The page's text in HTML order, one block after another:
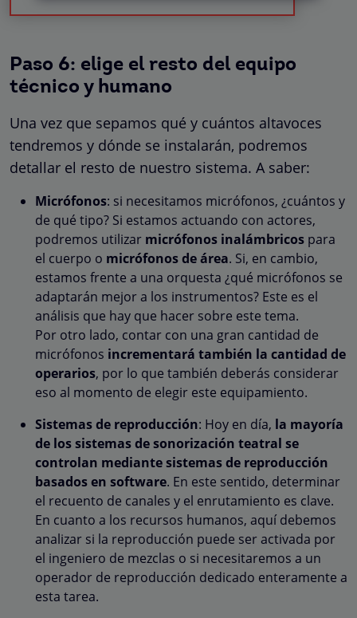
Paso 6: elige el resto del equipo
técnico y humano
Una vez que sepamos qué y cuántos altavoces
tendremos y dónde se instalarán, podremos
detallar el resto de nuestro sistema. A saber:
Micrófonos: si necesitamos micrófonos, ¿cuántos y
de qué tipo? Si estamos actuando con actores,
podremos utilizar micrófonos inalámbricos para
el cuerpo o micrófonos de área. Si, en cambio,
estamos frente a una orquesta ¿qué micrófonos se
adaptarán mejor a los instrumentos? Este es el
análisis que hay que hacer sobre este tema.
Por otro lado, contar con una gran cantidad de
micrófonos incrementará también la cantidad de
operarios, por lo que también deberás considerar
eso al momento de elegir este equipamiento.
Sistemas de reproducción: Hoy en día, la mayoría
de los sistemas de sonorización teatral se
controlan mediante sistemas de reproducción
basados ​​en software. En este sentido, determinar
el recuento de canales y el enrutamiento es clave.
En cuanto a los recursos humanos, aquí debemos
analizar si la reproducción puede ser activada por
el ingeniero de mezclas o si necesitaremos a un
operador de reproducción dedicado enteramente a
esta tarea.